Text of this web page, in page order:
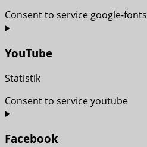
Consent to service google-fonts
YouTube
Statistik
Consent to service youtube
Facebook